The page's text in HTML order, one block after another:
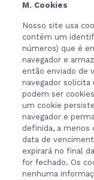
M. Cookies
Nosso site usa
contém um
números) que é
navegador e
então enviado de
navegador solicita
podem ser
um cookie
navegador e
definida, a menos
data de
expirará no final
for fechado. Os
nenhuma